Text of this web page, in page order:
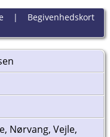
| Begivenhedskort
Nørvang, Vejle,